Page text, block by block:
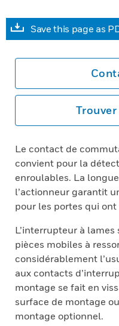
Save this page as
Le contact de
convient pour la
enroulables. La
l’actionneur garantit
pour les portes qui
L’interrupteur à
pièces mobiles à
considérablement
aux contacts
montage se fait en
surface de montage
montage optionnel.